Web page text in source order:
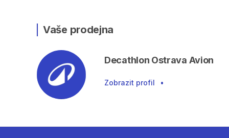
Vaše prodejna
Decathlon Ostrava Avion
Zobrazit profil •